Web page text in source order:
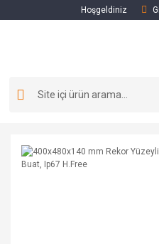
Hoşgeldiniz